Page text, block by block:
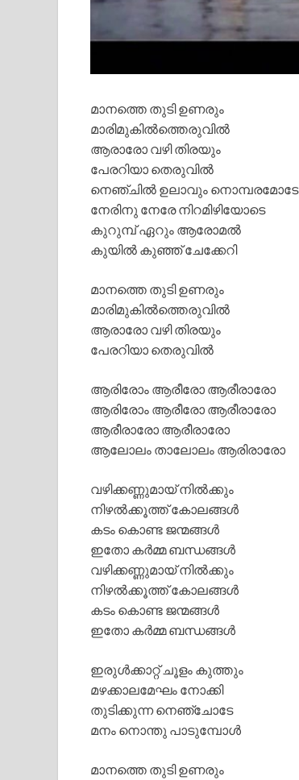
മാനത്തെ തുടി ഉണരും
മാരിമുകില്‍ത്തെരുവില്‍
ആരാരോ വഴി തിരയും
പേരറിയാ തെരുവില്‍
നെഞ്ചില്‍ ഉലാവും നൊമ്പരമോടേ
നേരിനു നേരേ നിറമിഴിയോടെ
കുറുമ്പ് ഏറും ആരോമല്‍
കുയില്‍ കുഞ്ഞ് ചേക്കേറി
മാനത്തെ തുടി ഉണരും
മാരിമുകില്‍ത്തെരുവില്‍
ആരാരോ വഴി തിരയും
പേരറിയാ തെരുവില്‍
ആരിരോം ആരീരോ ആരീരാരോ
ആരിരോം ആരീരോ ആരീരാരോ
ആരീരാരോ ആരീരാരോ
ആലോലം താലോലം ആരിരാരോ
വഴിക്കണ്ണുമായ് നില്‍ക്കും
നിഴല്‍ക്കൂത്ത് കോലങ്ങള്‍
കടം കൊണ്ട ജന്മങ്ങള്‍
ഇതോ കര്‍മ്മ ബന്ധങ്ങള്‍
വഴിക്കണ്ണുമായ് നില്‍ക്കും
നിഴല്‍ക്കൂത്ത് കോലങ്ങള്‍
കടം കൊണ്ട ജന്മങ്ങള്‍
ഇതോ കര്‍മ്മ ബന്ധങ്ങള്‍
ഇരുള്‍ക്കാറ്റ് ചൂളം കുത്തും
മഴക്കാലമേഘം നോക്കി
തുടിക്കുന്ന നെഞ്ചോടേ
മനം നൊന്തു പാടുമ്പോള്‍
മാനത്തെ തുടി ഉണരും